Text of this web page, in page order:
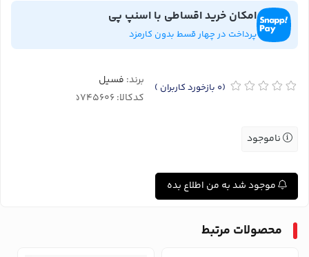
امکان خرید اقساطی با اسنپ پی
پرداخت در چهار قسط بدون کارمزد
(0 بازخورد کاربران ) برند: فسیل
کدکالا:
ناموجود
موجود شد به من اطلاع بده
محصولات مرتبط